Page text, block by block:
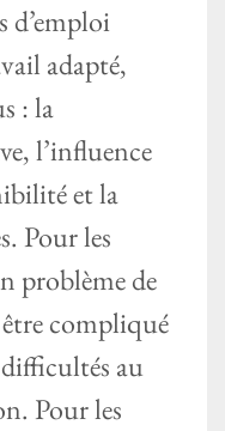
d’emploi
adapté,
: la
l’influence
et la
Pour les
problème de
compliqué
difficultés au
Pour les